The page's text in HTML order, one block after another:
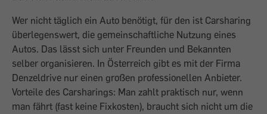
Wer nicht täglich ein Auto benötigt, für den ist Carsharing
überlegenswert, die gemeinschaftliche Nutzung eines
Autos. Das lässt sich unter Freunden und Bekannten
selber organisieren. In Österreich gibt es mit der Firma
Denzeldrive nur einen großen professionellen Anbieter.
Vorteile des Carsharings: Man zahlt praktisch nur, wenn
man fährt (fast keine Fixkosten), braucht sich nicht um die